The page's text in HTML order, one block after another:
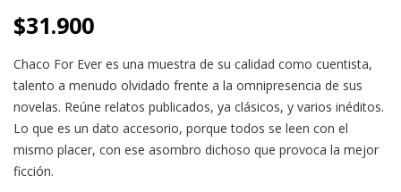
$31.900
Chaco For Ever es una muestra de su calidad como cuentista,
talento a menudo olvidado frente a la omnipresencia de sus
novelas. Reúne relatos publicados, ya clásicos, y varios inéditos.
Lo que es un dato accesorio, porque todos se leen con el
mismo placer, con ese asombro dichoso que provoca la mejor
ficción.